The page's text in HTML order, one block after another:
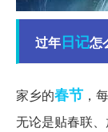
过年日记怎
家乡的春节 ，
无论是贴春联